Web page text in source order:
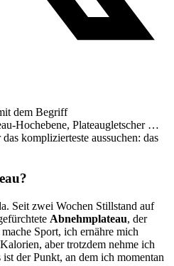
dem Begriff
Hochebene, Plateaugletscher …
komplizierteste aussuchen: das
Seit zwei Wochen Stillstand auf
Abnehmplateau, der
Sport, ich ernähre mich
aber trotzdem nehme ich
der Punkt, an dem ich momentan